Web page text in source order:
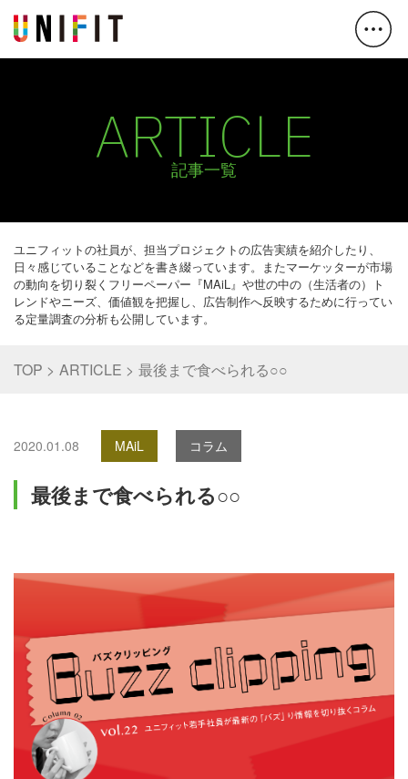
ARTICLE
記事一覧
ユニフィットの社員が、担当プロジェクトの広告実績を紹介したり、
日々感じていることなどを書き綴っています。またマーケッターが市場
の動向を切り裂くフリーペーパー『MAiL』や世の中の（生活者の）ト
レンドやニーズ、価値観を把握し、広告制作へ反映するために行ってい
る定量調査の分析も公開しています。
TOP ARTICLE 最後まで食べられる○○
2020.01.08 MAiL コラム
最後まで食べられる○○